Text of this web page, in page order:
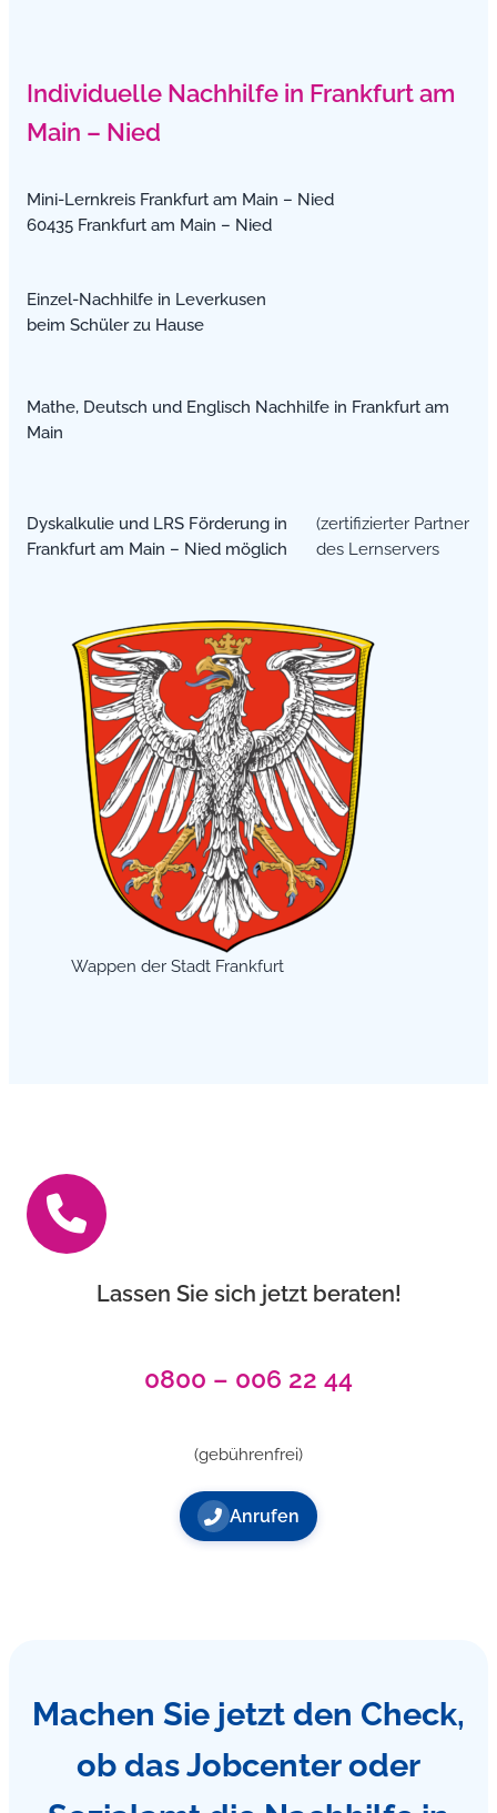
Individuelle Nachhilfe in Frankfurt am
Main – Nied
Mini-Lernkreis Frankfurt am Main – Nied
60435 Frankfurt am Main – Nied
Einzel-Nachhilfe in Leverkusen
beim Schüler zu Hause
Mathe, Deutsch und Englisch Nachhilfe in Frankfurt am
Main
Dyskalkulie und LRS Förderung in
Frankfurt am Main – Nied möglich
(zertifizierter Partner
des Lernservers
Wappen der Stadt Frankfurt
Lassen Sie sich jetzt beraten!
0800 – 006 22 44
(gebührenfrei)
Anrufen
Machen Sie jetzt den Check,
ob das Jobcenter oder